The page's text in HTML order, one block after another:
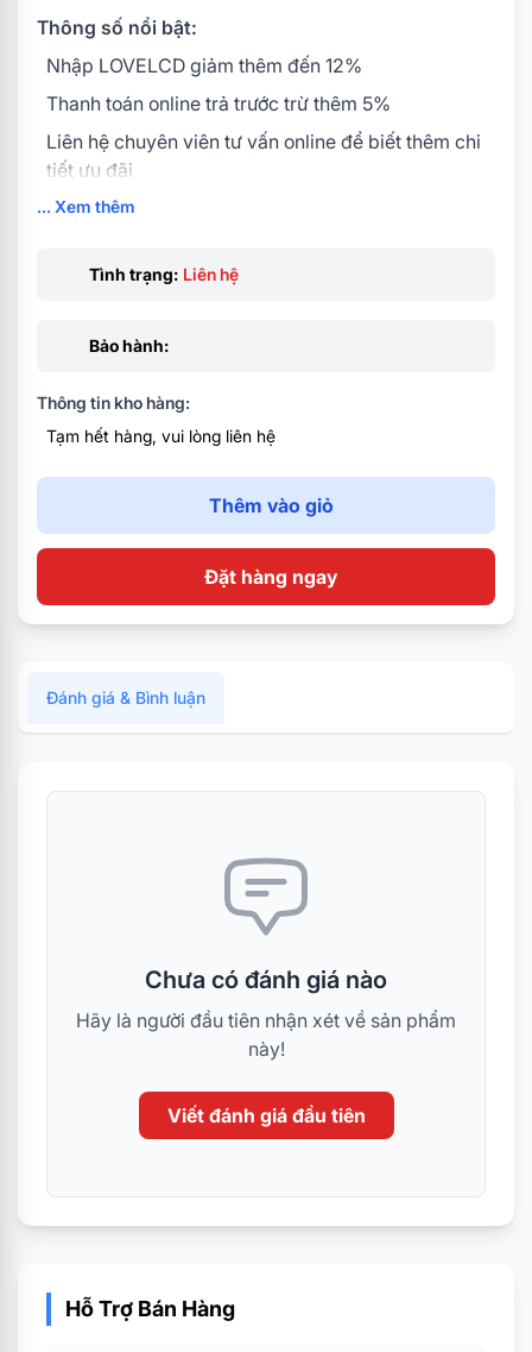
Thông số nổi bật:
Nhập LOVELCD giảm thêm đến 12%
Thanh toán online trả trước trừ thêm 5%
Liên hệ chuyên viên tư vấn online để biết thêm chi
tiết ưu đãi
Độ phân giải QHD và VESA DisplayHDR 400 kết
Tần số quét 180HZ và thời gian phản hồi 1ms (GtG)
động cực nhanh trông luôn mượt mà.
Chọn Màu Sắc
... Xem thêm
Tình trạng: Liên hệ
Bảo hành:
Thông tin kho hàng:
Tạm hết hàng, vui lòng liên hệ
Thêm vào giỏ
Đặt hàng ngay
Đánh giá & Bình luận
Chưa có đánh giá nào
Hãy là người đầu tiên nhận xét về sản phẩm
này!
Viết đánh giá đầu tiên
Hỗ Trợ Bán Hàng